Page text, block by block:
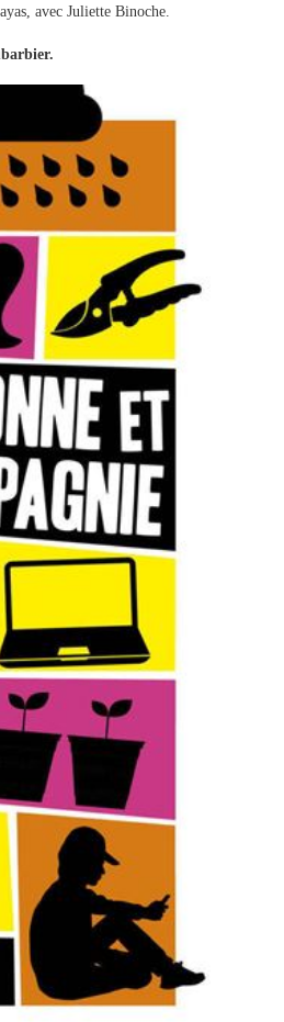
avec Juliette Binoche.